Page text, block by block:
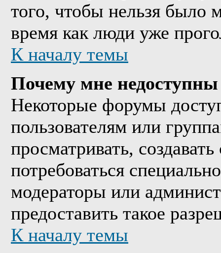
того, чтобы нельзя было
время как люди уже
К началу темы
Почему мне
Некоторые форумы
пользователям или
просматривать,
потребоваться
модераторы или
предоставить такое
К началу темы